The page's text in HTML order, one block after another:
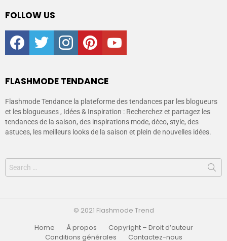
FOLLOW US
facebooktwitter instagrampinterestyoutube
FLASHMODE TENDANCE
Flashmode Tendance la plateforme des tendances par les blogueurs
et les blogueuses , Idées & Inspiration : Recherchez et partagez les
tendances de la saison, des inspirations mode, déco, style, des
astuces, les meilleurs looks de la saison et plein de nouvelles idées.
© 2021 Flashmode Trend
Home
À propos
Copyright – Droit d’auteur
Conditions générales
Contactez-nous